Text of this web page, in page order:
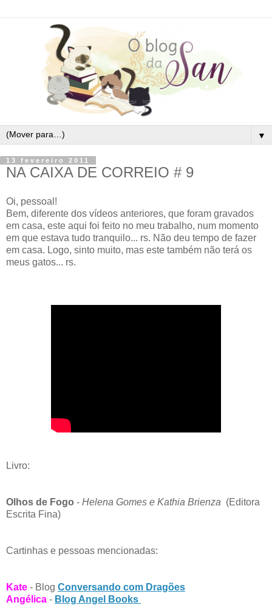
▼
13 fevereiro 2011
NA CAIXA DE CORREIO # 9
Oi, pessoal!
Bem, diferente dos vídeos anteriores, que foram gravados
em casa, este aqui foi feito no meu trabalho, num momento
em que estava tudo tranquilo... rs. Não deu tempo de fazer
em casa. Logo, sinto muito, mas este também não terá os
meus gatos... rs.
Livro:
Olhos de Fogo - Helena Gomes e Kathia Brienza (Editora
Escrita Fina)
Cartinhas e pessoas mencionadas:
Kate - Blog Conversando com Dragões
Angélica - Blog Angel Books